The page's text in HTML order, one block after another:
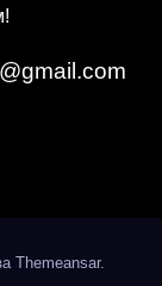
Themeansar.